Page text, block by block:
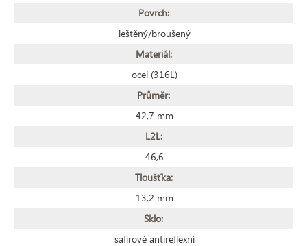
Povrch:
leštěný/broušený
Materiál:
ocel (316L)
Průměr:
42,7 mm
L2L:
46,6
Tloušťka:
13,2 mm
Sklo:
safírové antireflexní